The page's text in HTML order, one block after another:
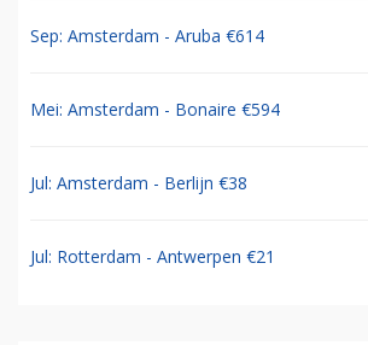
Sep: Amsterdam - Aruba €614
Mei: Amsterdam - Bonaire €594
Jul: Amsterdam - Berlijn €38
Jul: Rotterdam - Antwerpen €21